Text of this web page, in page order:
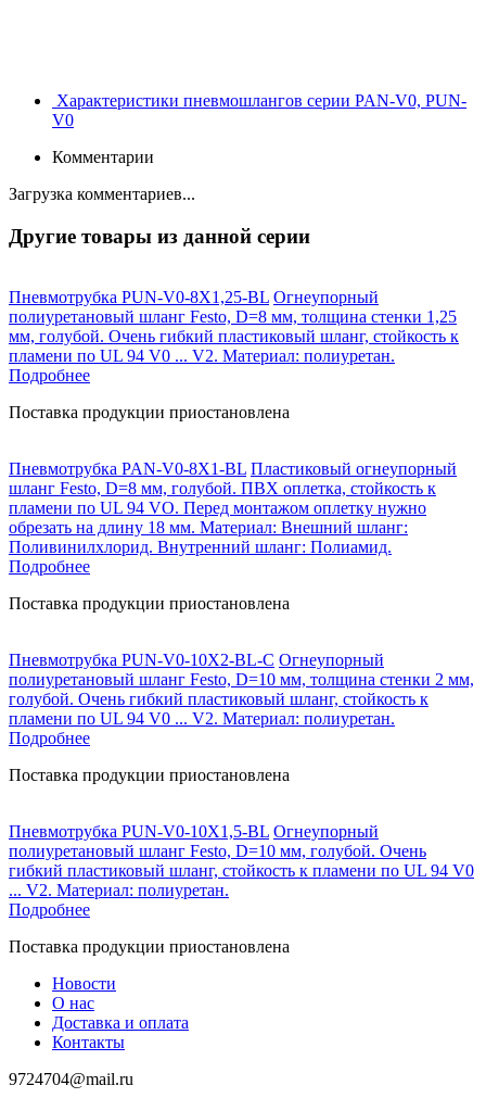
Характеристики пневмошлангов серии PAN-V0, PUN-
V0
Комментарии
Загрузка комментариев...
Другие товары из данной серии
Пневмотрубка PUN-V0-8X1,25-BL Огнеупорный
полиуретановый шланг Festo, D=8 мм, толщина стенки 1,25
мм, голубой. Очень гибкий пластиковый шланг, стойкость к
пламени по UL 94 V0 ... V2. Материал: полиуретан.
Подробнее
Поставка продукции приостановлена
Пневмотрубка PAN-V0-8X1-BL Пластиковый огнеупорный
шланг Festo, D=8 мм, голубой. ПВХ оплетка, стойкость к
пламени по UL 94 VO. Перед монтажом оплетку нужно
обрезать на длину 18 мм. Материал: Внешний шланг:
Поливинилхлорид. Внутренний шланг: Полиамид.
Подробнее
Поставка продукции приостановлена
Пневмотрубка PUN-V0-10X2-BL-C Огнеупорный
полиуретановый шланг Festo, D=10 мм, толщина стенки 2 мм,
голубой. Очень гибкий пластиковый шланг, стойкость к
пламени по UL 94 V0 ... V2. Материал: полиуретан.
Подробнее
Поставка продукции приостановлена
Пневмотрубка PUN-V0-10X1,5-BL Огнеупорный
полиуретановый шланг Festo, D=10 мм, голубой. Очень
гибкий пластиковый шланг, стойкость к пламени по UL 94 V0
... V2. Материал: полиуретан.
Подробнее
Поставка продукции приостановлена
Новости
О нас
Доставка и оплата
Контакты
9724704@mail.ru